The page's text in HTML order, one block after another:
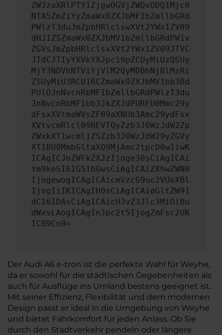
ZWJzaXRlPTY1ZjgwOGVjZWQxODQ1Mjc0
NTA5ZmZiYyZmaWx0ZXJbMF1bZmllbGRd
PWlzT3duJmZpbHRlclswXVt2YWx1ZV09
dHJ1ZSZmaWx0ZXJbMV1bZmllbGRdPW1v
ZGVsJmZpbHRlclsxXVt2YWx1ZV09JTVC
JTdCJTIyYXVkYXJpc19pZCUyMiUzQSUy
MjY3NDVhNTViYjVlM2QyMDBhNjBlMzRi
ZSUyMiU3RCU1RCZmaWx0ZXJbMV1bb3Bd
PUlOJnNvcnRbMF1bZmllbGRdPWlzT3du
JnNvcnRbMF1bb3JkZXJdPURFU0Mmc29y
dFsxXVtmaWVsZF09aXNUb3Amc29ydFsx
XVtvcmRlcl09REVTQyZzb3J0WzJdW2Zp
ZWxkXT1wcmljZSZzb3J0WzJdW29yZGVy
XT1BU0MmbGltaXQ9MjAmc2tpcD0wIiwK
ICAgICJoZWFkZXJzIjoge30sCiAgICAi
Ym9keSI6IG51bGwsCiAgICAiZXhwZWN0
IjogewogICAgICAicmVzcG9uc2VUeXBl
IjogIiIKICAgIH0sCiAgICAidGltZW91
dCI6IDAsCiAgICAicHJvZ3Jlc3MiOiBu
dWxsLAogICAgInJpc2t5IjogZmFsc2UK
ICB9Cn0=
Der Audi A6 e-tron ist die perfekte Wahl für Weyhe,
da er sowohl für die städtischen Gegebenheiten als
auch für Ausflüge ins Umland bestens geeignet ist.
Mit seiner Effizienz, Flexibilität und dem modernen
Design passt er ideal in die Umgebung von Weyhe
und bietet Fahrkomfort für jeden Anlass. Ob Sie
durch den Stadtverkehr pendeln oder längere